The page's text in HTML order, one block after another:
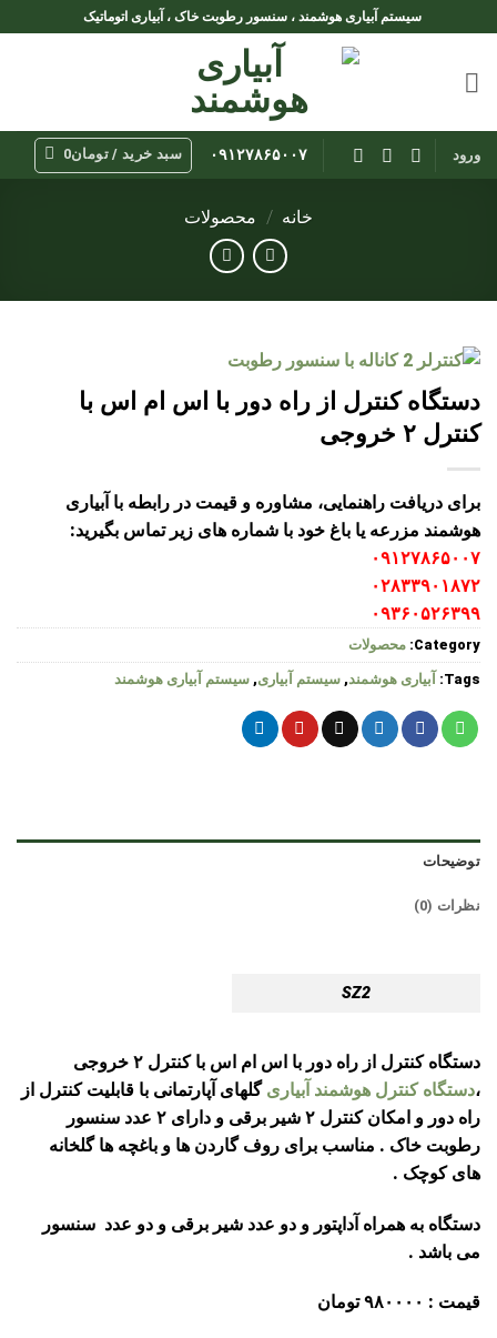
to
content
سیستم آبیاری هوشمند ، سنسور رطوبت خاک ، آبیاری اتوماتیک
ورود ۰۹۱۲۷۸۶۵۰۰۷ سبد خرید /تومان0
خانه / محصولات
دستگاه کنترل از راه دور با اس ام اس با
کنترل ۲ خروجی
برای دریافت راهنمایی، مشاوره و قیمت در رابطه با آبیاری
هوشمند مزرعه یا باغ خود با شماره های زیر تماس بگیرید:
۰۹۱۲۷۸۶۵۰۰۷
۰۲۸۳۳۹۰۱۸۷۲
۰۹۳۶۰۵۲۶۳۹۹
Category: محصولات
Tags: آبیاری هوشمند, سیستم آبیاری, سیستم آبیاری هوشمند
توضیحات
نظرات (0)
SZ2
دستگاه کنترل از راه دور با اس ام اس با کنترل ۲ خروجی
،دستگاه کنترل هوشمند آبیاری گلهای آپارتمانی با قابلیت کنترل از
راه دور و امکان کنترل ۲ شیر برقی و دارای ۲ عدد سنسور
رطوبت خاک . مناسب برای روف گاردن ها و باغچه ها گلخانه
های کوچک .
دستگاه به همراه آداپتور و دو عدد شیر برقی و دو عدد سنسور
می باشد .
قیمت : ۹۸۰۰۰۰ تومان